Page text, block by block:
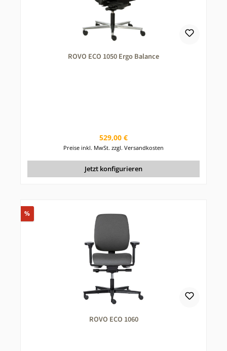
ROVO ECO 1050 Ergo Balance
Regulärer Preis:
529,00 €
Preise inkl. MwSt. zzgl. Versandkosten
Jetzt konfigurieren
%Rabatt
ROVO ECO 1060